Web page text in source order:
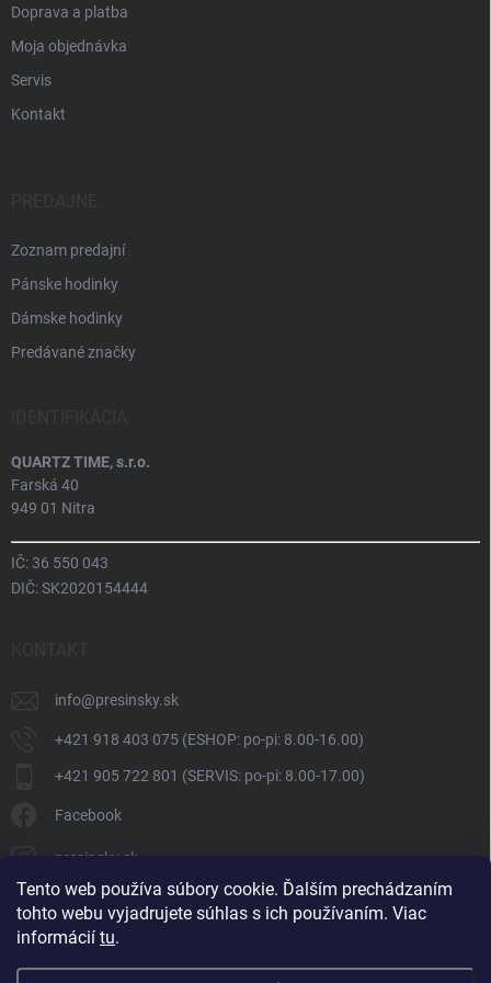
Tento web používa súbory cookie. Ďalším prechádzaním
tohto webu vyjadrujete súhlas s ich používaním. Viac
informácií tu.
Doprava a platba
Moja objednávka
Servis
Kontakt
Zoznam predajní
Pánske hodinky
Dámske hodinky
Predávané značky
QUARTZ TIME, s.r.o.
Farská 40
949 01 Nitra
IČ: 36 550 043
DIČ: SK2020154444
info@presinsky.sk
+421 918 403 075 (ESHOP: po-pi: 8.00-16.00)
+421 905 722 801 (SERVIS: po-pi: 8.00-17.00)
Facebook
presinsky.sk